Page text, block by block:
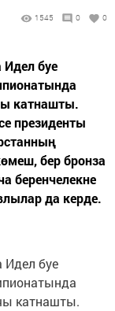
1545 0 0
Идел буе
катнашты.
президенты
бер бронза
беренчелекне
да керде.
Идел буе
катнашты.